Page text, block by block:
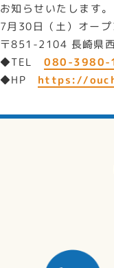
お知らせいたします。
7月30日（土）オー
〒851-2104 長崎県
◆TEL080-3980-
◆HP https://